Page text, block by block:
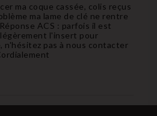
ma coque cassée, colis reçus
ma lame de clé ne rentre
ACS : parfois il est
l'insert pour
n'hésitez pas à nous contacter